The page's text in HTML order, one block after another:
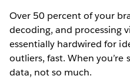
Over 50 percent of your
decoding, and processing
essentially hardwired for
outliers, fast. When you’re
data, not so much.